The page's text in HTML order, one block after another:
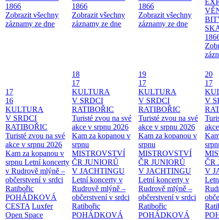
1866
Zobrazit všechny
záznamy ze dne
1866
Zobrazit všechny
záznamy ze dne
1866
Zobrazit všechny
záznamy ze dne
17
16
KULTURA
V SRDCI
RATIBOŘIC
Turisté zvou na své
akce v srpnu 2026
Kam za kopanou v
srpnu Letní koncerty
v Rudrově mlýně –
občerstvení v srdci
Ratibořic
POHÁDKOVÁ
CESTA Luxfer
Open Space
18
17
KULTURA
V SRDCI
RATIBOŘIC
Turisté zvou na své
akce v srpnu 2026
Kam za kopanou v
srpnu
MISTROVSTVÍ
ČR JUNIORŮ
V JACHTINGU
Letní koncerty v
Rudrově mlýně –
občerstvení v srdci
Ratibořic
POHÁDKOVÁ
19
17
KULTURA
V SRDCI
RATIBOŘIC
Turisté zvou na své
akce v srpnu 2026
Kam za kopanou v
srpnu
MISTROVSTVÍ
ČR JUNIORŮ
V JACHTINGU
Letní koncerty v
Rudrově mlýně –
občerstvení v srdci
Ratibořic
POHÁDKOVÁ
20
17
V
ČR
V